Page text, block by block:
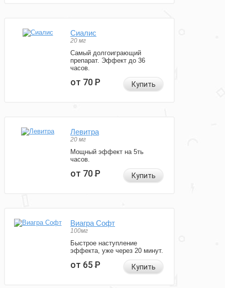
Сиалис
20 мг
Самый долгоиграющий
препарат. Эффект до 36
часов.
от 70Р Купить
Левитра
20 мг
Мощный эффект на 5ть
часов.
от 70Р Купить
Виагра Софт
100мг
Быстрое наступление
эффекта, уже через 20 минут.
от 65Р Купить